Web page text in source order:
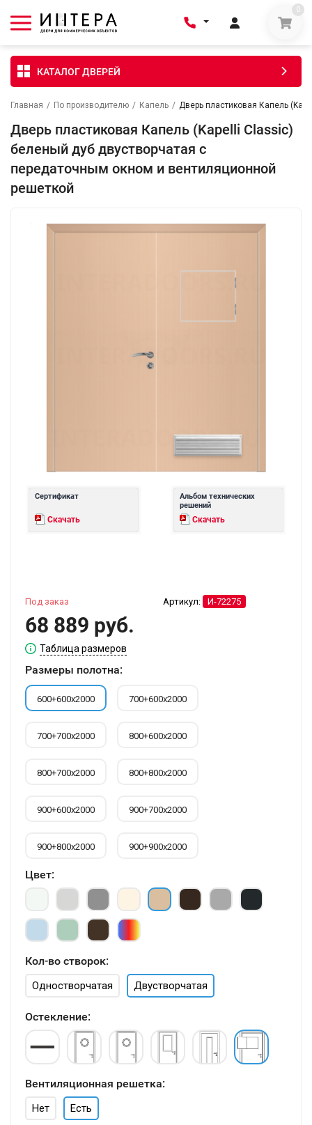
0
КАТАЛОГ ДВЕРЕЙ
Главная / По производителю / Капель / Дверь пластиковая Капель
Дверь пластиковая Капель (Kapelli Classic)
беленый дуб двустворчатая с
передаточным окном и вентиляционной
решеткой
Сертификат
Скачать
Альбом технических
решений
Скачать
Артикул: И-72275
Под заказ
68 889 руб.
Таблица размеров
Размеры полотна:
600+600х2000 700+600х2000
700+700х2000 800+600х2000
800+700х2000 800+800х2000
900+600х2000 900+700х2000
900+800х2000 900+900х2000
Цвет:
Кол-во створок:
Одностворчатая Двустворчатая
Остекление:
Вентиляционная решетка:
Нет Есть